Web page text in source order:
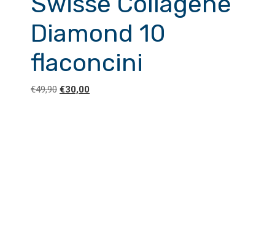
Diamond 10
flaconcini
€49,90 Il
€30,00